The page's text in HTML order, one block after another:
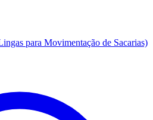
para Movimentação de Sacarias)